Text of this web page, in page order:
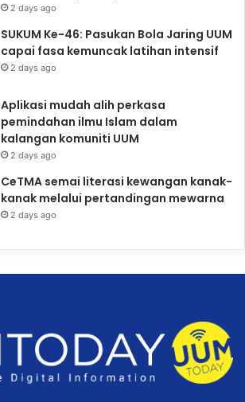
2 days ago
SUKUM Ke-46: Pasukan Bola Jaring UUM
capai fasa kemuncak latihan intensif
2 days ago
Aplikasi mudah alih perkasa
pemindahan ilmu Islam dalam
kalangan komuniti UUM
2 days ago
CeTMA semai literasi kewangan kanak-
kanak melalui pertandingan mewarna
2 days ago